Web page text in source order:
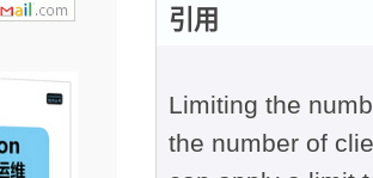
引用
Limiting the
the number of